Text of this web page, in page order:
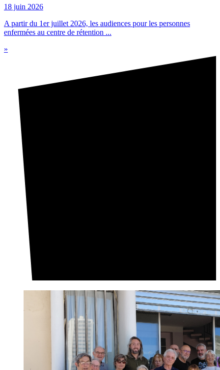
18 juin 2026
A partir du 1er juillet 2026, les audiences pour les personnes
enfermées au centre de rétention ...
»